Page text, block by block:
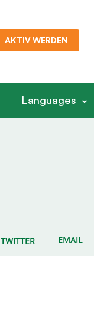
AKTIV WERDEN
Languages
TWITTER EMAIL